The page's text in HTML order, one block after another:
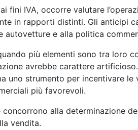
fini IVA, occorre valutare
in rapporti distinti. Gli anticipi
autovetture e alla politica
più elementi sono tra loro
avrebbe carattere
uno strumento per incentivare
più favorevoli.
alla determinazione
vendita.